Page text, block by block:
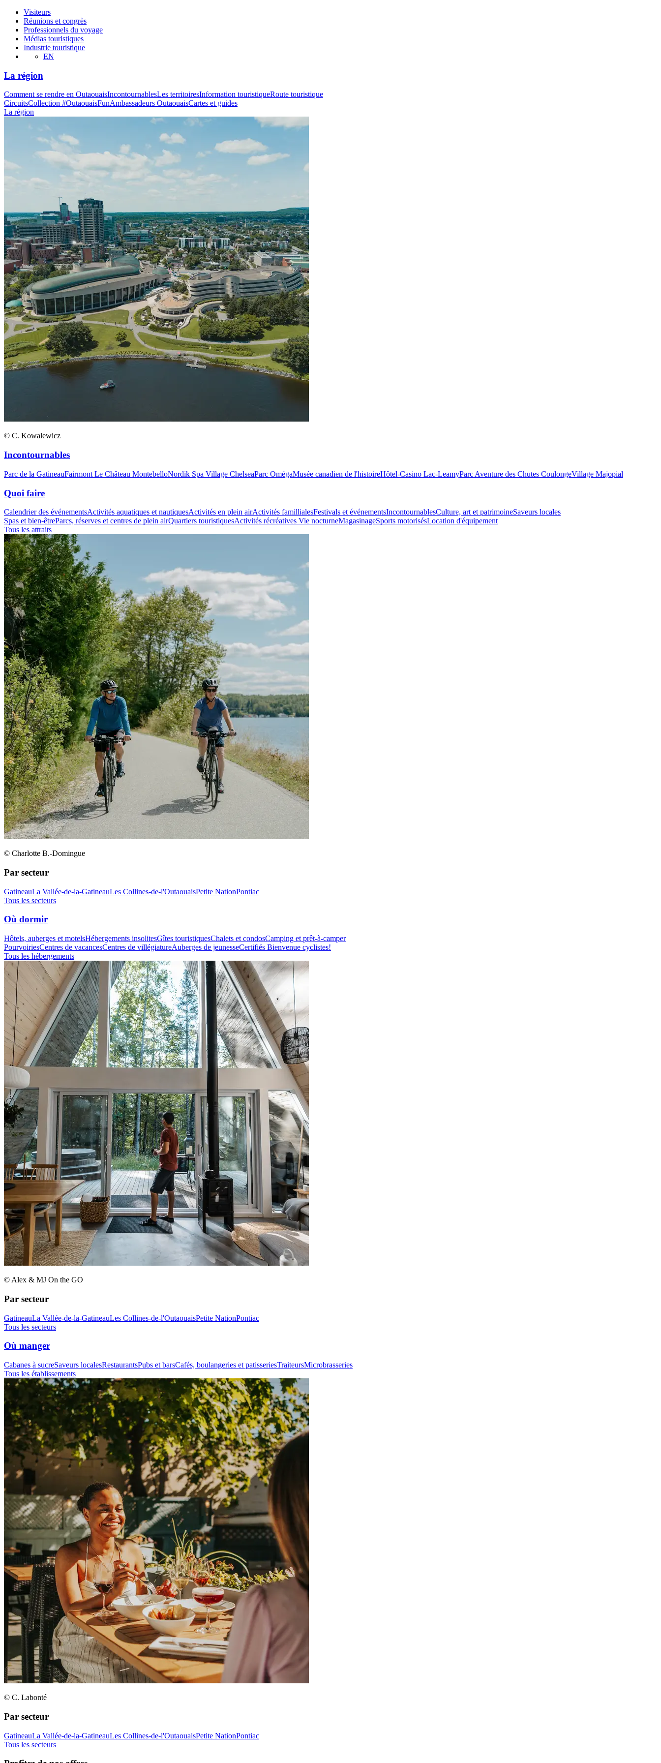
Visiteurs
Réunions et congrès
Professionnels du voyage
Médias touristiques
Industrie touristique
EN
La région
Comment se rendre en OutaouaisIncontournablesLes territoiresInformation touristiqueRoute touristique
CircuitsCollection #OutaouaisFunAmbassadeurs OutaouaisCartes et guides
La région
© C. Kowalewicz
Incontournables
Parc de la GatineauFairmont Le Château MontebelloNordik Spa Village ChelseaParc OmégaMusée canadien de l'histoireHôtel-Casino Lac-LeamyParc Aventure des Chutes CoulongeVillage Majopial
Quoi faire
Calendrier des événementsActivités aquatiques et nautiquesActivités en plein airActivités famillialesFestivals et événementsIncontournablesCulture, art et patrimoineSaveurs locales
Spas et bien-êtreParcs, réserves et centres de plein airQuartiers touristiquesActivités récréatives Vie nocturneMagasinageSports motorisésLocation d'équipement
Tous les attraits
© Charlotte B.-Domingue
Par secteur
GatineauLa Vallée-de-la-GatineauLes Collines-de-l'OutaouaisPetite NationPontiac
Tous les secteurs
Où dormir
Hôtels, auberges et motelsHébergements insolitesGîtes touristiquesChalets et condosCamping et prêt-à-camper
PourvoiriesCentres de vacancesCentres de villégiatureAuberges de jeunesseCertifiés Bienvenue cyclistes!
Tous les hébergements
© Alex & MJ On the GO
Par secteur
GatineauLa Vallée-de-la-GatineauLes Collines-de-l'OutaouaisPetite NationPontiac
Tous les secteurs
Où manger
Cabanes à sucreSaveurs localesRestaurantsPubs et barsCafés, boulangeries et patisseriesTraiteursMicrobrasseries
Tous les établissements
© C. Labonté
Par secteur
GatineauLa Vallée-de-la-GatineauLes Collines-de-l'OutaouaisPetite NationPontiac
Tous les secteurs